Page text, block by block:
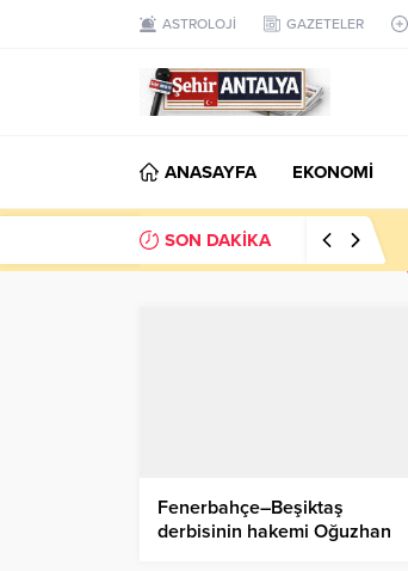
ASTROLOJİ GAZETELER
ANASAYFA EKONOMİ
SON DAKİKA
Fenerbahçe–Beşiktaş
derbisinin hakemi Oğuzhan